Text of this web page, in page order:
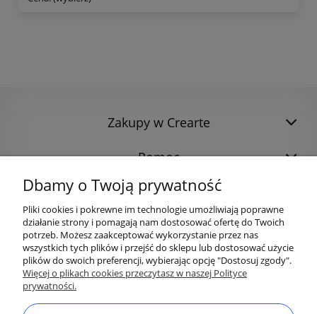
Zakupy w Crearte
Pomoc
Dbamy o Twoją prywatność
Pliki cookies i pokrewne im technologie umożliwiają poprawne
działanie strony i pomagają nam dostosować ofertę do Twoich
potrzeb. Możesz zaakceptować wykorzystanie przez nas
wszystkich tych plików i przejść do sklepu lub dostosować użycie
plików do swoich preferencji, wybierając opcję "Dostosuj zgody".
Więcej o plikach cookies przeczytasz w naszej Polityce
prywatności.